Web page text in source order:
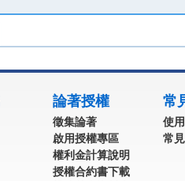
論著授權
徵集論著
啟用授權專區
權利金計算說明
授權合約書下載
常
使
常